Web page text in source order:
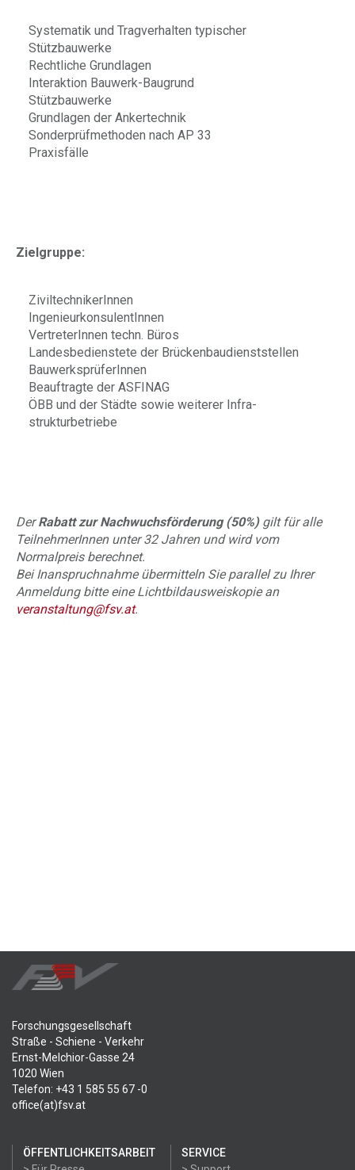
Systematik und Tragverhalten typischer
Stützbauwerke
Rechtliche Grundlagen
Interaktion Bauwerk-Baugrund
Stützbauwerke
Grundlagen der Ankertechnik
Sonderprüfmethoden nach AP 33
Praxisfälle
Zielgruppe:
ZiviltechnikerInnen
IngenieurkonsulentInnen
VertreterInnen techn. Büros
Landesbedienstete der Brückenbaudienststellen
BauwerksprüferInnen
Beauftragte der ASFINAG
ÖBB und der Städte sowie weiterer Infra-
strukturbetriebe
DerRabatt zur Nachwuchsförderung (50%) gilt für alle
TeilnehmerInnen unter 32 Jahren und wird vom
Normalpreis berechnet.
Bei Inanspruchnahme übermitteln Sie parallel zu Ihrer
Anmeldung bitte eine Lichtbildausweiskopie an
veranstaltung@fsv.at.
Forschungsgesellschaft
Straße - Schiene - Verkehr
Ernst-Melchior-Gasse 24
1020 Wien
Telefon: +43 1 585 55 67 -0
office(at)fsv.at
ÖFFENTLICHKEITSARBEIT
SERVICE